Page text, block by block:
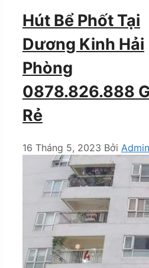
Hút Bể Phốt Tại
Dương Kinh Hải
Phòng
0878.826.888
Rẻ
16 Tháng 5, 2023 Bởi Admin